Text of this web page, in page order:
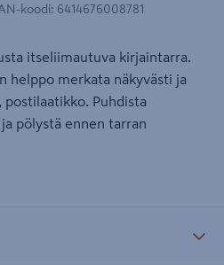
koodi: 6414676008781
itseliimautuva kirjaintarra.
helppo merkata näkyvästi ja
postilaatikko. Puhdista
pölystä ennen tarran